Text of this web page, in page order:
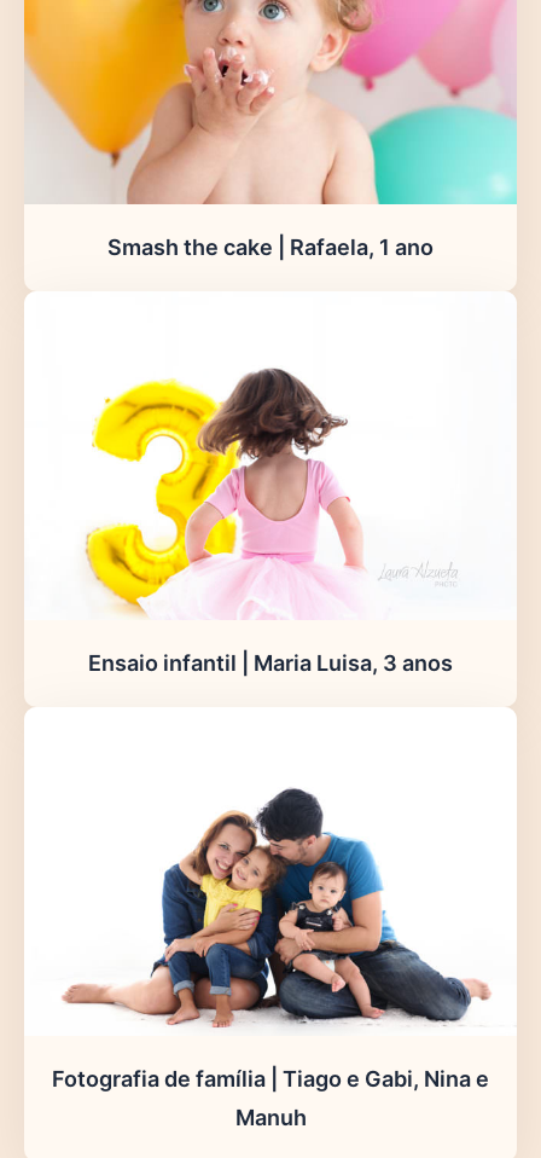
Smash the cake | Rafaela, 1 ano
Ensaio infantil | Maria Luisa, 3 anos
Fotografia de família | Tiago e Gabi, Nina e
Manuh